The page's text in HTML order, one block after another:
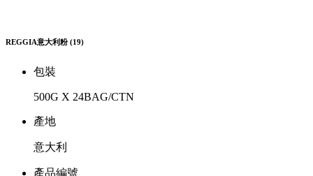
REGGIA意大利粉 (19)
包裝
500G X 24BAG/CTN
產地
意大利
產品編號